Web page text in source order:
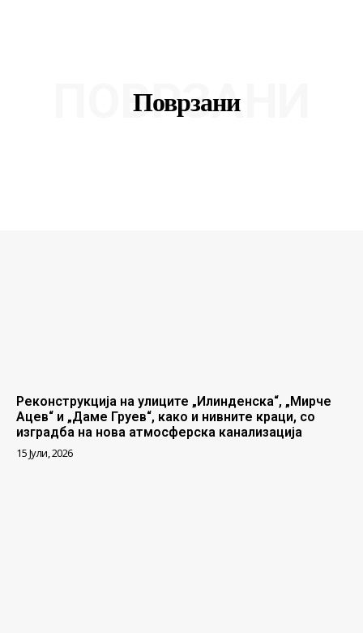
Поврзани
ПОВРЗАНИ
Реконструкција на улиците „Илинденска“, „Мирче
Ацев“ и „Даме Груев“, како и нивните краци, со
изградба на нова атмосферска канализација
15 Јули, 2026